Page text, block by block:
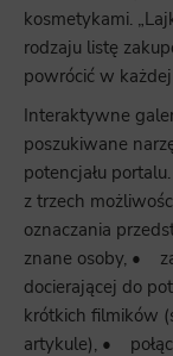
kosmetykami.
rodzaju listę
powrócić w
Interaktywne
poszukiwane
potencjału
z trzech
oznaczania
znane osoby, •
docierającej do
krótkich filmików
artykule), •